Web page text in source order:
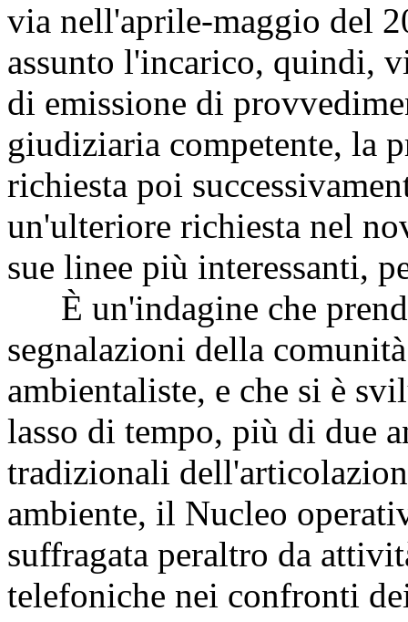
via nell'aprile-maggio del
assunto l'incarico, quindi,
di emissione di
giudiziaria competente, la
richiesta poi
un'ulteriore richiesta nel
sue linee più interessanti,
È un'indagine che
segnalazioni della
ambientaliste, e che si è
lasso di tempo, più di due
tradizionali
ambiente, il Nucleo
suffragata peraltro da
telefoniche nei confronti